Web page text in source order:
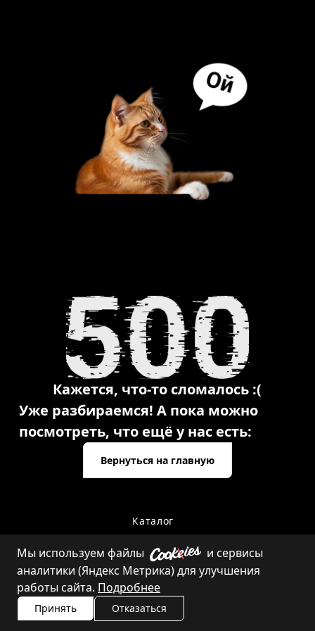
Кажется, что-то сломалось :(
Уже разбираемся! А пока можно
посмотреть, что ещё у нас есть:
Вернуться на главную
Каталог
Контакты
Мы используем файлы
и сервисы
аналитики (Яндекс Метрика) для улучшения
работы сайта. Подробнее
Принять Отказаться